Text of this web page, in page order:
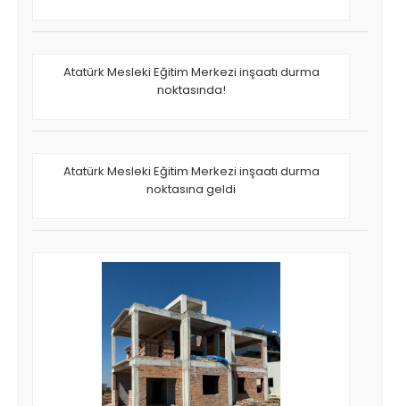
Atatürk Mesleki Eğitim Merkezi inşaatı durma
noktasında!
Atatürk Mesleki Eğitim Merkezi inşaatı durma
noktasına geldi